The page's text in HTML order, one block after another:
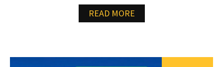
READ MORE